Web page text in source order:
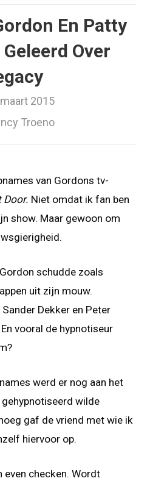
En Patty
Over
2015
Troeno
van Gordons tv-
Door. Niet omdat ik fan ben
show. Maar gewoon om
schudde zoals
uit zijn mouw.
Dekker en Peter
vooral de hypnotiseur
werd er nog aan het
wilde
gaf de vriend met wie ik
hiervoor op.
even checken. Wordt